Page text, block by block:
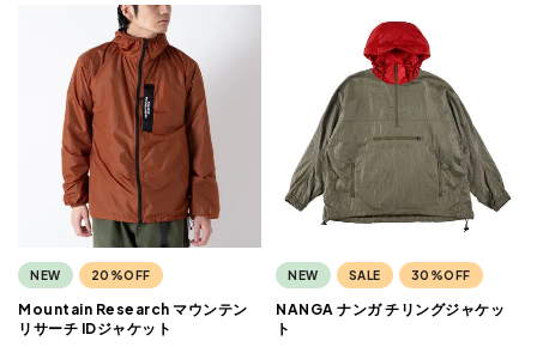
NEW 20%OFF
Mountain Research マウンテン
リサーチ IDジャケット
NEW SALE 30%OFF
NANGA ナンガ チリングジャケッ
ト